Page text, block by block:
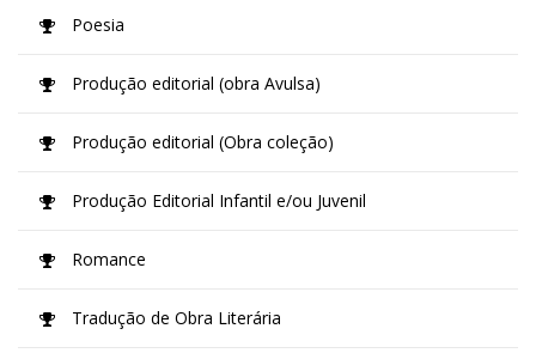
Poesia
Produção editorial (obra Avulsa)
Produção editorial (Obra coleção)
Produção Editorial Infantil e/ou Juvenil
Romance
Tradução de Obra Literária